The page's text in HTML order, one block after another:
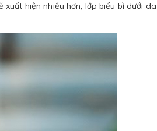
hiện nhiều hơn, lớp biểu bì dưới da